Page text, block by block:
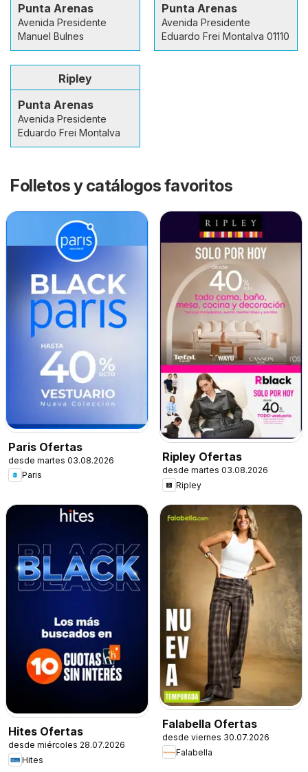
Punta Arenas
Avenida Presidente
Manuel Bulnes
Punta Arenas
Avenida Presidente
Eduardo Frei Montalva 01110
Ripley
Punta Arenas
Avenida Presidente
Eduardo Frei Montalva
Folletos y catálogos favoritos
Paris Ofertas
desde martes 03.08.2026
Paris
Ripley Ofertas
desde martes 03.08.2026
Ripley
Hites Ofertas
desde miércoles 28.07.2026
Hites
Falabella Ofertas
desde viernes 30.07.2026
Falabella